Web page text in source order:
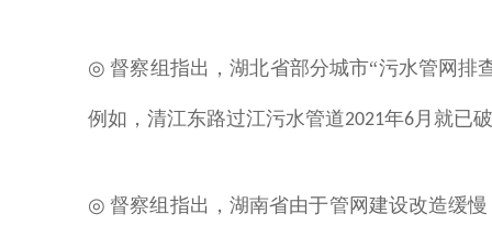
◎督察组指出，湖北省部分城市“污水管网排
例如，清江东路过江污水管道2021年6月就已
◎督察组指出，湖南省由于管网建设改造缓